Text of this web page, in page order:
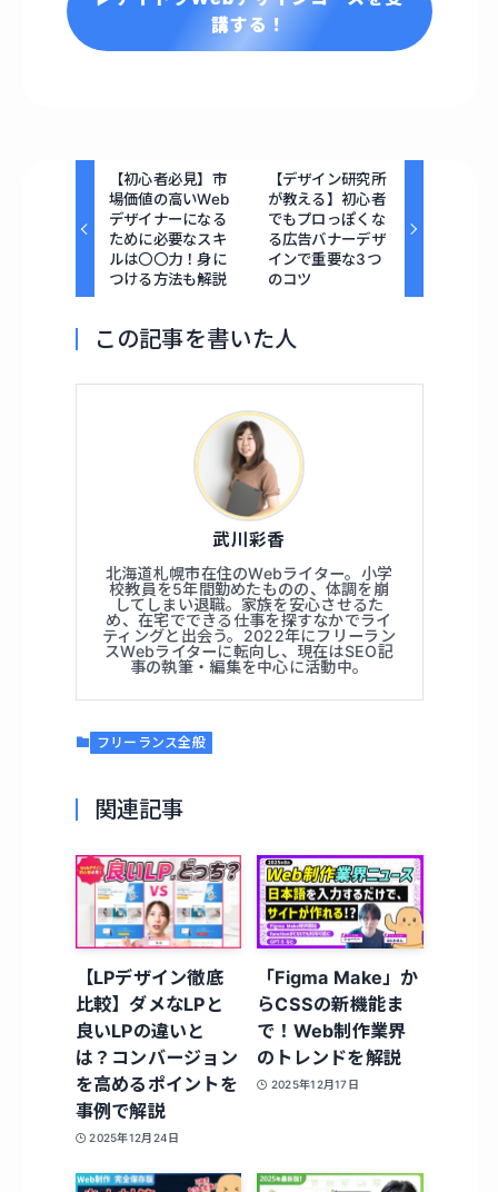
講する！
【初心者必見】市
場価値の高いWeb
デザイナーになる
ために必要なスキ
ルは〇〇力！身に
つける方法も解説
【デザイン研究所
が教える】初心者
でもプロっぽくな
る広告バナーデザ
インで重要な3つ
のコツ
この記事を書いた人
武川彩香
北海道札幌市在住のWebライター。小学
校教員を5年間勤めたものの、体調を崩
してしまい退職。家族を安心させるた
め、在宅でできる仕事を探すなかでライ
ティングと出会う。2022年にフリーラン
スWebライターに転向し、現在はSEO記
事の執筆・編集を中心に活動中。
フリーランス全般
関連記事
【LPデザイン徹底
比較】ダメなLPと
良いLPの違いと
は？コンバージョン
を高めるポイントを
事例で解説
2025年12月24日
「Figma Make」か
らCSSの新機能ま
で！Web制作業界
のトレンドを解説
2025年12月17日